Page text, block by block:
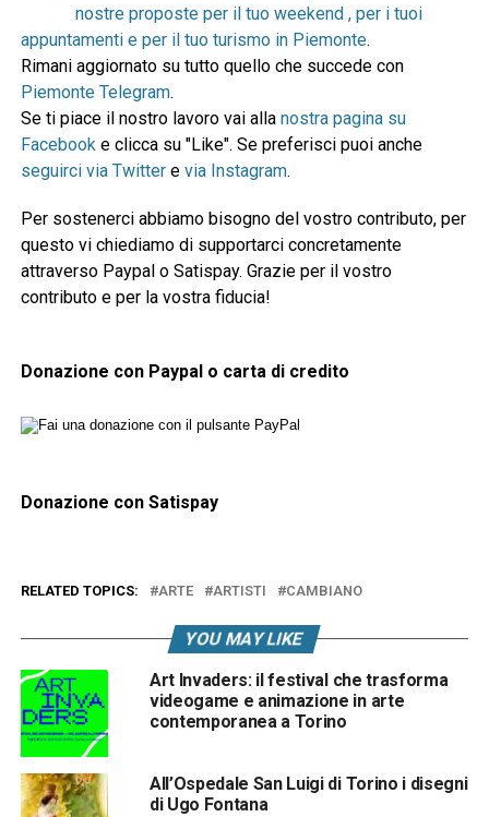
nostre proposte per il tuo weekend , per i tuoi
appuntamenti e per il tuo turismo in Piemonte.
Rimani aggiornato su tutto quello che succede con
Piemonte Telegram.
Se ti piace il nostro lavoro vai alla nostra pagina su
Facebooke clicca su "Like". Se preferisci puoi anche
seguirci via Twittere via Instagram.
Per sostenerci abbiamo bisogno del vostro contributo, per
questo vi chiediamo di supportarci concretamente
attraverso Paypal o Satispay. Grazie per il vostro
contributo e per la vostra fiducia!
Donazione con Paypal o carta di credito
Donazione con Satispay
RELATED TOPICS: ARTE ARTISTI CAMBIANO
YOU MAY LIKE
Art Invaders: il festival che trasforma
videogame e animazione in arte
contemporanea a Torino
All’Ospedale San Luigi di Torino i disegni
di Ugo Fontana